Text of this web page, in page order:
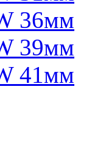
36мм
39мм
41мм